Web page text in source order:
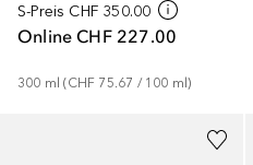
S-Preis CHF 350.00
Online CHF 227.00
300 ml (CHF 75.67 / 100 ml)